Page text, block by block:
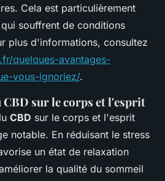
Cela est particulièrement
souffrent de conditions
plus d'informations, consultez
quelques-avantages-
vous-ignoriez/.
sur le corps et l'esprit
CBD sur le corps et l'esprit
notable. En réduisant le stress
un état de relaxation
la qualité du sommeil